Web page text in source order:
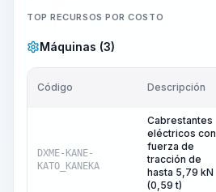
TOP RECURSOS POR COSTO
Máquinas (3)
Código Descripción
DXME-KANE-
KATO_KANEKA
Cabrestantes
eléctricos con
fuerza de
tracción de
hasta 5,79 kN
(0,59 t)